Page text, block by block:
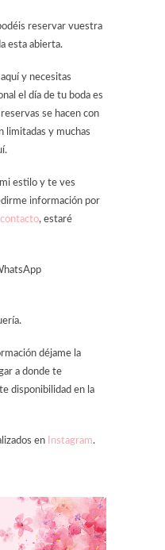
reservar vuestra
esta abierta.
y necesitas
el día de tu boda es
se hacen con
limitadas y muchas
estilo y te ves
información por
contacto, estaré
déjame la
a donde te
disponibilidad en la
en Instagram.